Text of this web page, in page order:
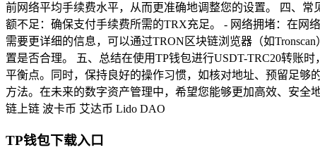
前网络平均手续费水平，从而更准确地调整您的设置。 四、
额不足：确保支付手续费所需的TRX充足。 - 网络拥堵：在网
需要更详细的信息，可以通过TRON区块链浏览器（如
置是否合理。 五、总结在使用TP钱包进行USDT-TRC20转账
平衡点。同时，保持良好的操作习惯，如核对地址、预留足够
方法。在未来的数字资产管理中，希望您能够更加高效、安全
链上链 波卡币 艾达币 Lido DAO
TP钱包下载入口